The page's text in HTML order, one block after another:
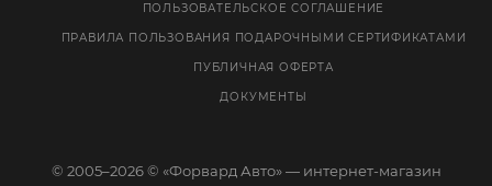
ПОЛЬЗОВАТЕЛЬСКОЕ СОГЛАШЕНИЕ
ПРАВИЛА ПОЛЬЗОВАНИЯ ПОДАРОЧНЫМИ СЕРТИФИКАТАМИ
ПУБЛИЧНАЯ ОФЕРТА
ДОКУМЕНТЫ
© 2005–2026 © «Форвард Авто» — интернет-магазин